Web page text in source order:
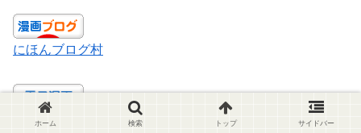
にほんブログ村
にほんブログ村
ホーム 検索 トップ サイドバー